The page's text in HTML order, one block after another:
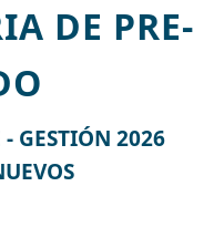
DE PRE-
- GESTIÓN 2026